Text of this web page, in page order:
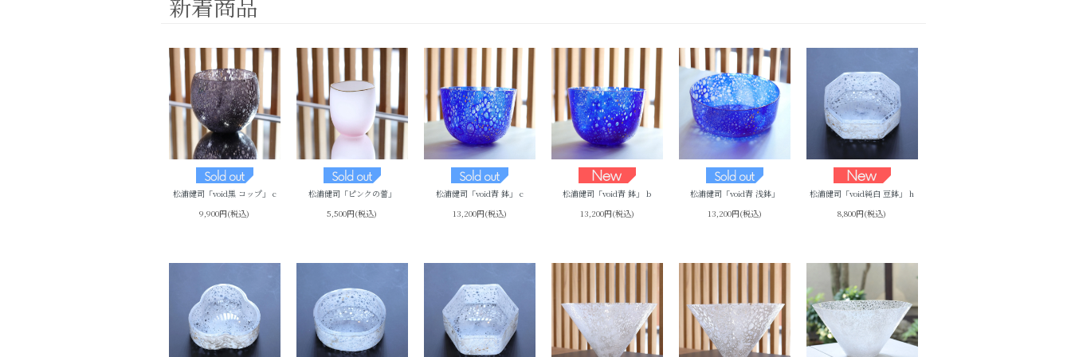
松浦健司「void黒 コップ」 c
9,900円(税込)
松浦健司「ピンクの蕾」
5,500円(税込)
松浦健司「void青 鉢」 c
13,200円(税込)
松浦健司「void青 鉢」 b
13,200円(税込)
松浦健司「void青 浅鉢」
13,200円(税込)
松浦健司「void純白 豆鉢」 h
8,800円(税込)